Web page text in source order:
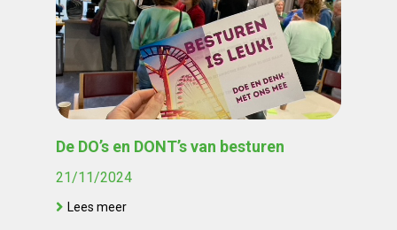
De DO’s en DONT’s van besturen
21/11/2024
Lees meer